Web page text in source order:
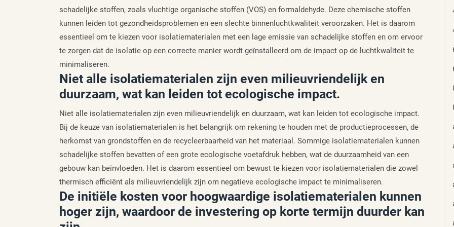
schadelijke stoffen, zoals vluchtige organische stoffen (VOS) en formaldehyde. Deze chemische stoffen
kunnen leiden tot gezondheidsproblemen en een slechte binnenluchtkwaliteit veroorzaken. Het is daarom
essentieel om te kiezen voor isolatiematerialen met een lage emissie van schadelijke stoffen en om ervoor
te zorgen dat de isolatie op een correcte manier wordt geïnstalleerd om de impact op de luchtkwaliteit te
minimaliseren.
Niet alle isolatiematerialen zijn even milieuvriendelijk en
duurzaam, wat kan leiden tot ecologische impact.
Niet alle isolatiematerialen zijn even milieuvriendelijk en duurzaam, wat kan leiden tot ecologische impact.
Bij de keuze van isolatiematerialen is het belangrijk om rekening te houden met de productieprocessen, de
herkomst van grondstoffen en de recycleerbaarheid van het materiaal. Sommige isolatiematerialen kunnen
schadelijke stoffen bevatten of een grote ecologische voetafdruk hebben, wat de duurzaamheid van een
gebouw kan beïnvloeden. Het is daarom essentieel om bewust te kiezen voor isolatiematerialen die zowel
thermisch efficiënt als milieuvriendelijk zijn om negatieve ecologische impact te minimaliseren.
De initiële kosten voor hoogwaardige isolatiematerialen kunnen
hoger zijn, waardoor de investering op korte termijn duurder kan